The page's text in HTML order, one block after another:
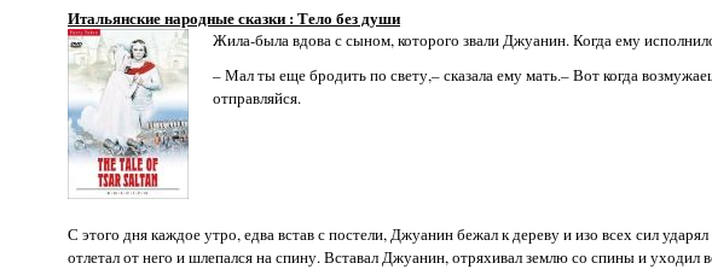
Итальянские народные сказки : Тело без души
Жила-была вдова с сыном, которого звали Джуанин. Когда ему
– Мал ты еще бродить по свету,– сказала ему мать.– Вот когда
отправляйся.
С этого дня каждое утро, едва встав с постели, Джуанин бежал к дереву и изо всех сил
отлетал от него и шлепался на спину. Вставал Джуанин, отряхивал землю со спины и уходил